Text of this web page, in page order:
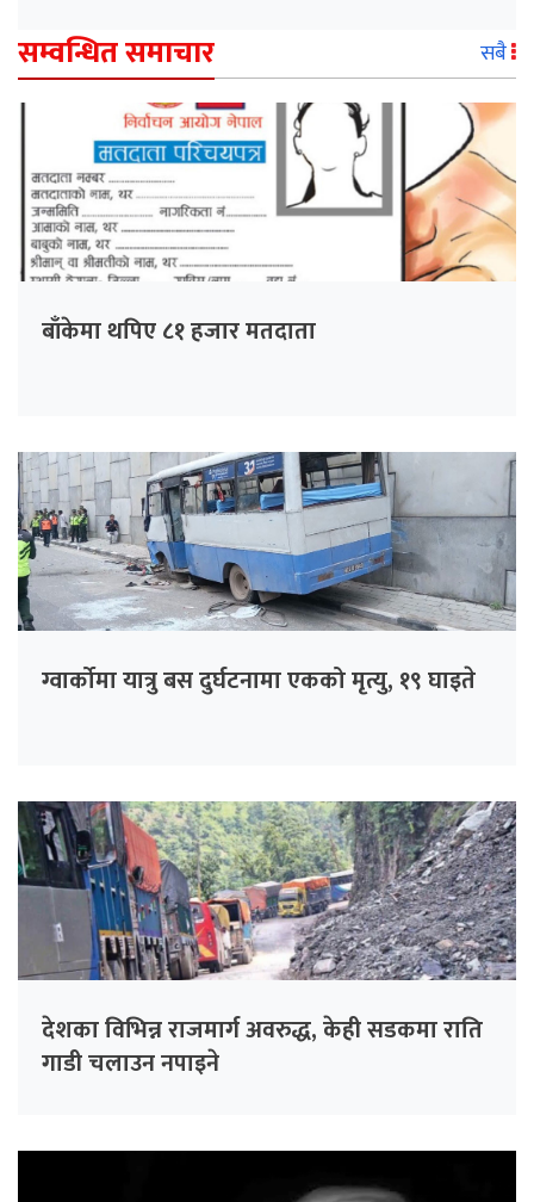
सम्वन्धित समाचार सबै
बाँकेमा थपिए ८१ हजार मतदाता
ग्वार्कोमा यात्रु बस दुर्घटनामा एकको मृत्यु, १९ घाइते
देशका विभिन्न राजमार्ग अवरुद्ध, केही सडकमा राति
गाडी चलाउन नपाइने